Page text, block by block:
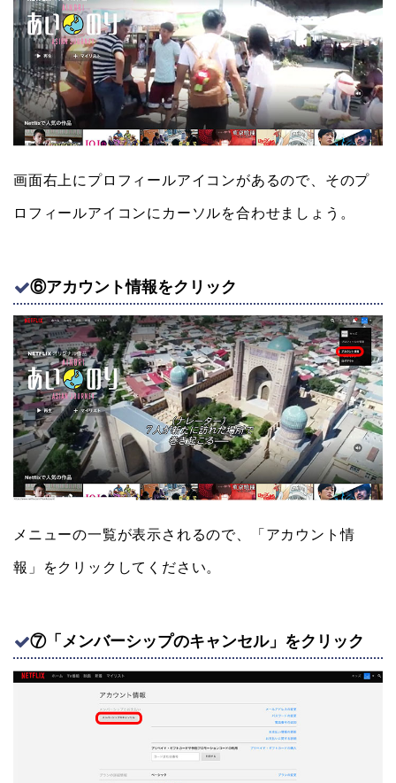
画面右上にプロフィールアイコンがあるので、そのプ
ロフィールアイコンにカーソルを合わせましょう。
⑥アカウント情報をクリック
メニューの一覧が表示されるので、「アカウント情
報」をクリックしてください。
⑦「メンバーシップのキャンセル」をクリック